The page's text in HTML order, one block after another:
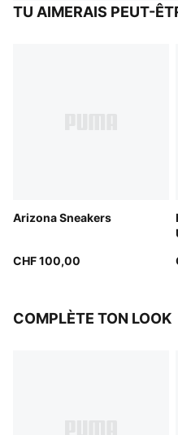
TU AIMERAIS PEUT-
Arizona Sneakers
CHF 100,00
COMPLÈTE TON LOOK